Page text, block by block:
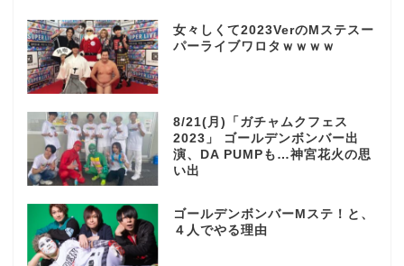
女々しくて2023VerのMステスー
パーライブワロタｗｗｗｗ
8/21(月)「ガチャムクフェス
2023」 ゴールデンボンバー出
演、DA PUMPも…神宮花火の思
い出
ゴールデンボンバーMステ！と、
４人でやる理由